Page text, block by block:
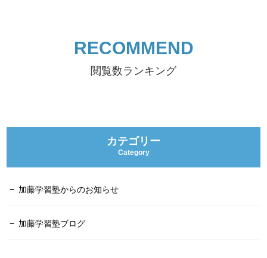
RECOMMEND
閲覧数ランキング
カテゴリー
Category
加藤学習塾からのお知らせ
加藤学習塾ブログ